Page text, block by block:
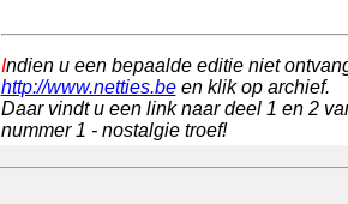
Indien u een bepaalde editie niet
http://www.netties.been klik op archief.
Daar vindt u een link naar deel 1 en 2
nummer 1 - nostalgie troef!